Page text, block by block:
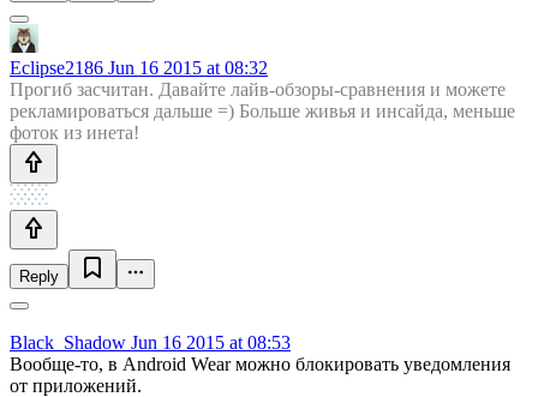
Eclipse2186 Jun 16 2015 at 08:32
Прогиб засчитан. Давайте лайв-обзоры-сравнения и можете
рекламироваться дальше =) Больше живья и инсайда, меньше
фоток из инета!
Reply
Black_Shadow Jun 16 2015 at 08:53
Вообще-то, в Android Wear можно блокировать уведомления
от приложений.